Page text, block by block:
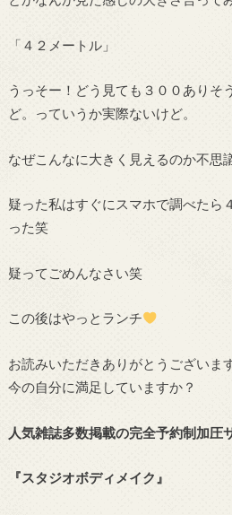
「４２メートル」
うっそー！どう見ても３００ありそ
ど。っていうか実際ないけど。
なぜこんなに大きく見えるのか不思議
疑った私はすぐにスマホで調べたら
った笑
疑ってごめんなさい笑
この後はやっとランチ
お読みいただきありがとうございま
今の自分に満足していますか？
人気雑誌多数掲載の完全予約制加圧
『スタジオボディメイク』